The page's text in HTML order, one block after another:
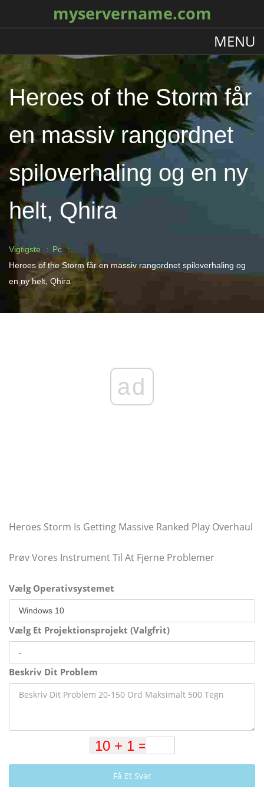
myservername.com
MENU
Heroes of the Storm får
en massiv rangordnet
spiloverhaling og en ny
helt, Qhira
Vigtigste
Pc
Heroes of the Storm får en massiv rangordnet spiloverhaling og
en ny helt, Qhira
ad
Heroes Storm Is Getting Massive Ranked Play Overhaul
Prøv Vores Instrument Til At Fjerne Problemer
Vælg Operativsystemet
Vælg Et Projektionsprojekt (Valgfrit)
Beskriv Dit Problem
Få Et Svar